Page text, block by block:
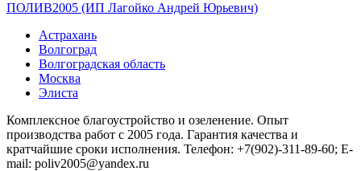
ПОЛИВ2005 (ИП Лагойко Андрей Юрьевич)
Астрахань
Волгоград
Волгоградская область
Москва
Элиста
Комплексное благоустройство и озеленение. Опыт
производства работ с 2005 года. Гарантия качества и
кратчайшие сроки исполнения. Телефон: +7(902)-311-89-60; E-
mail: poliv2005@yandex.ru